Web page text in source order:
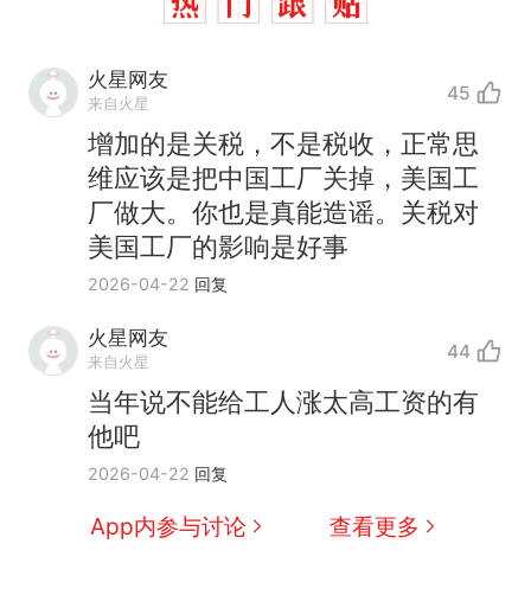
火星网友
来自火星 45
增加的是关税，不是税收，正常思
维应该是把中国工厂关掉，美国工
厂做大。你也是真能造谣。关税对
美国工厂的影响是好事
2026-04-22 回复
火星网友
来自火星 44
当年说不能给工人涨太高工资的有
他吧
2026-04-22 回复
App内参与讨论 查看更多
热 那个在床头放菜刀的女孩，
因老师一句“跟我回家”改写了
么？
费大厨“全国小炒肉大王”称